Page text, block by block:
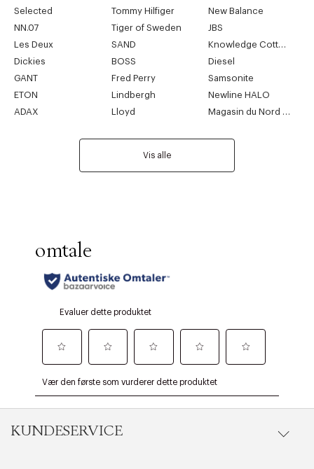
Selected
Tommy Hilfiger
New Balance
NN.07
Tiger of Sweden
JBS
Les Deux
SAND
Knowledge Cotton Apparel
Dickies
BOSS
Diesel
GANT
Fred Perry
Samsonite
ETON
Lindbergh
Newline HALO
ADAX
Lloyd Magasin du Nord Collection
Vis alle
KUNDESERVICE